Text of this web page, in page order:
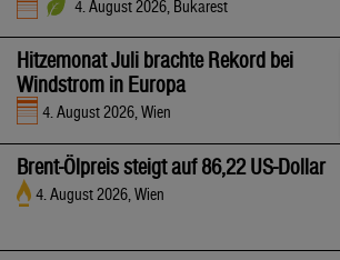
4. August 2026, Bukarest
Hitzemonat Juli brachte Rekord bei
Windstrom in Europa
4. August 2026, Wien
Brent-Ölpreis steigt auf 86,22 US-Dollar
4. August 2026, Wien